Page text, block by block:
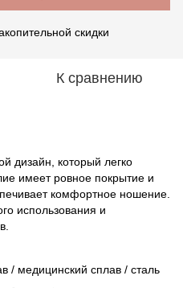
скидки
К сравнению
дизайн, который легко
имеет ровное покрытие и
комфортное ношение.
использования и
/ медицинский сплав / сталь